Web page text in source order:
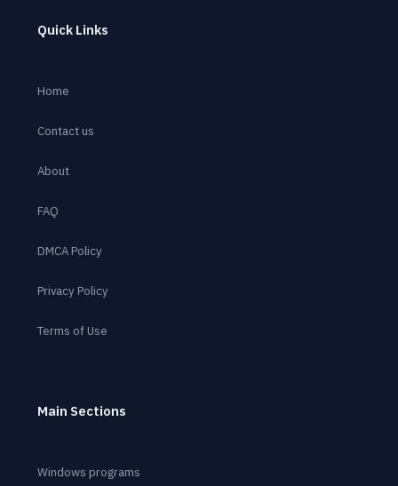
Quick Links
Home
Contact us
About
FAQ
DMCA Policy
Privacy Policy
Terms of Use
Main Sections
Windows programs